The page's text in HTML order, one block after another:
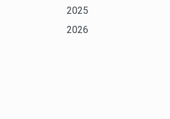
2025
2026